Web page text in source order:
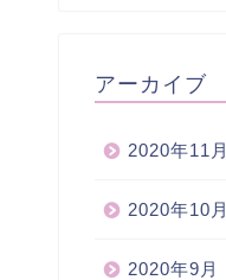
アーカイブ
2020年11月
2020年10月
2020年9月